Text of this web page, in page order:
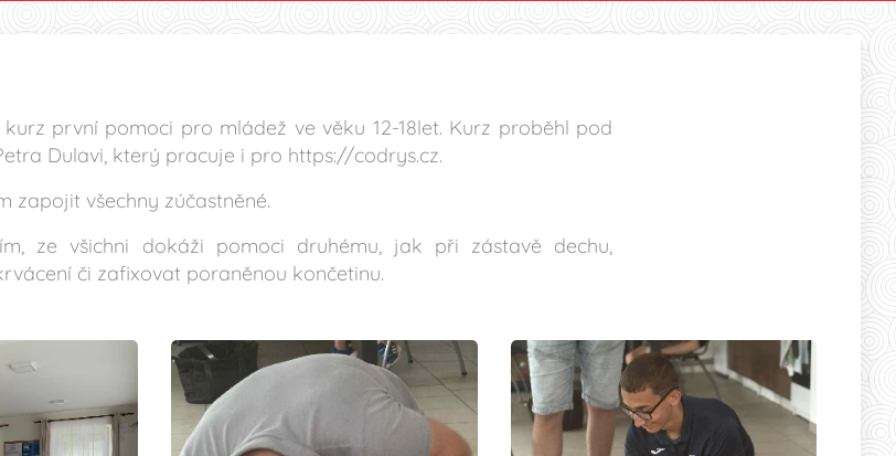
první pomoci pro mládež ve věku 12-18let. Kurz proběhl pod
Dulavi, který pracuje i pro https://codrys.cz.
zapojit všechny zúčastněné.
ze všichni dokáži pomoci druhému, jak při zástavě dechu,
či zafixovat poraněnou končetinu.